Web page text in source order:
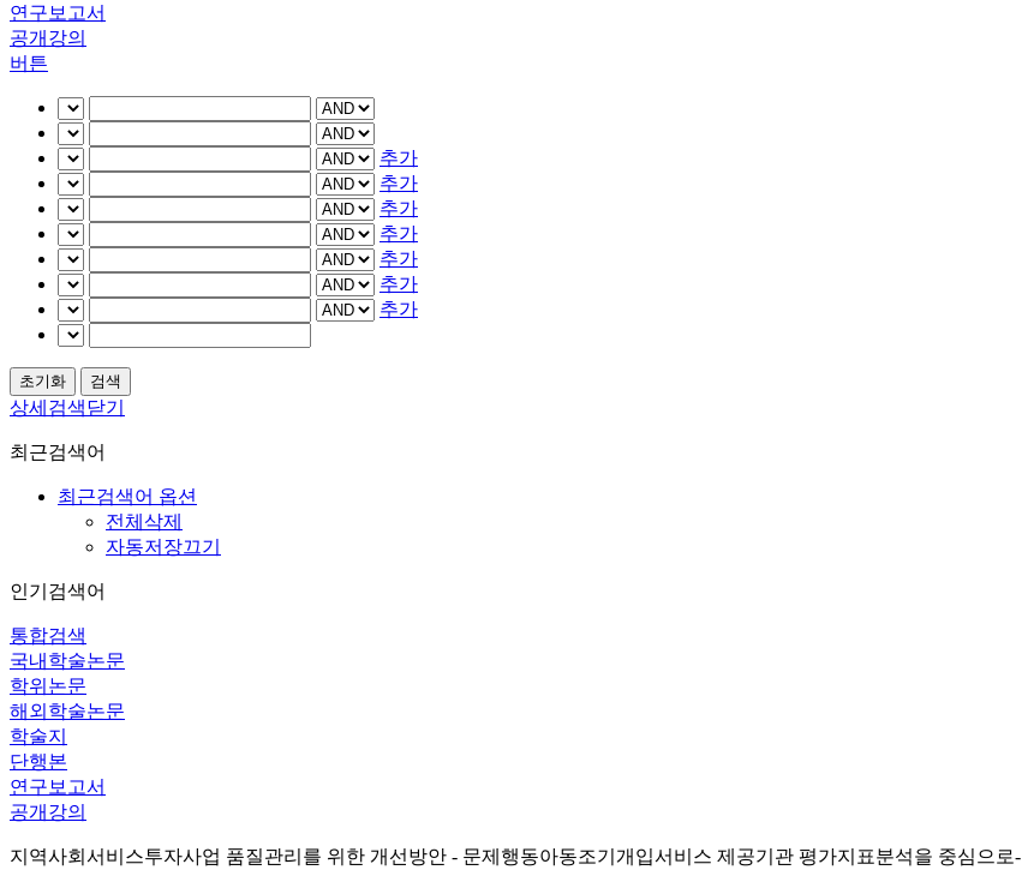
연구보고서
공개강의
버튼
추가
추가
추가
추가
추가
추가
추가
상세검색닫기
최근검색어
최근검색어 옵션
전체삭제
자동저장끄기
인기검색어
통합검색
국내학술논문
학위논문
해외학술논문
학술지
단행본
연구보고서
공개강의
지역사회서비스투자사업 품질관리를 위한 개선방안 - 문제행동아동조기개입서비스 제공기관 평가지표분석을 중심으로-